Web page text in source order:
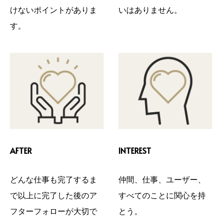
けないポイントがありま
す。
いはありません。
AFTER
どんな仕事も完了するま
で以上に完了した後のア
フターフォローが大切で
INTEREST
仲間、仕事、ユーザー、
すべてのことに関心を持
とう。